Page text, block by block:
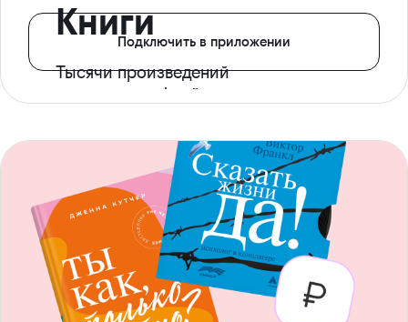
Книги
Тысячи произведений
с доступом офлайн
Подключить в приложении